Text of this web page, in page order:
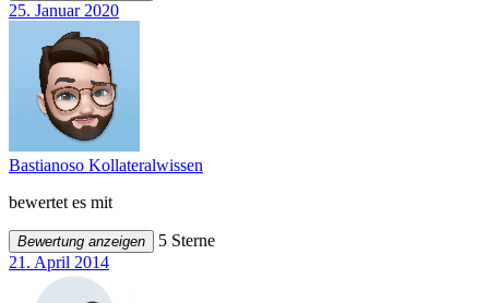
25. Januar 2020
Bastianoso Kollateralwissen
bewertet es mit
Bewertung anzeigen
5 Sterne
21. April 2014